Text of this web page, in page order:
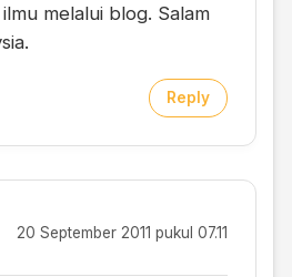
melalui blog. Salam
Reply
20 September 2011 pukul 07.11